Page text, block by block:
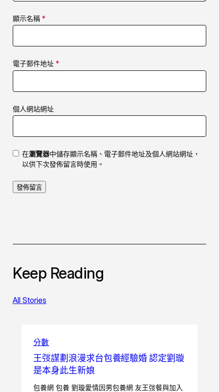
顯示名稱 *
電子郵件地址 *
個人網站網址
在瀏覽器中儲存顯示名稱、電子郵件地址及個人網站網址，
以供下次發佈留言時使用。
Keep Reading
All Stories
分數
王弢謀劃浪漫求台包養經驗婚 認定劉璇
是本身此生新娘
包養網 包養 劉璇愛情因男包養網 友王弢餐與加入